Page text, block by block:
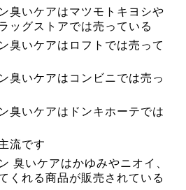
臭いケアはマツモトキヨシや
ッグストアでは売っている
臭いケアはロフトでは売って
臭いケアはコンビニでは売っ
臭いケアはドンキホーテでは
流です
臭いケアはかゆみやニオイ、
くれる商品が販売されている